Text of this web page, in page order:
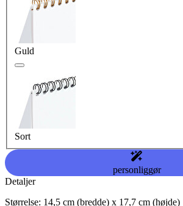
Guld
Sort
personliggør
Detaljer
Størrelse: 14,5 cm (bredde) x 17,7 cm (højde)